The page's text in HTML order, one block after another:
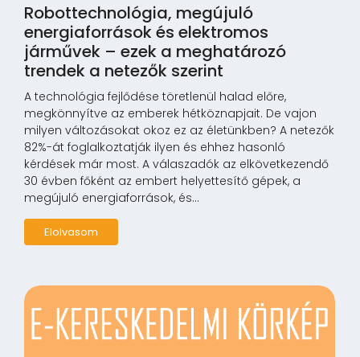
Robottechnológia, megújuló
energiaforrások és elektromos
járművek – ezek a meghatározó
trendek a netezők szerint
A technológia fejlődése töretlenül halad előre,
megkönnyítve az emberek hétköznapjait. De vajon
milyen változásokat okoz ez az életünkben? A netezők
82%-át foglalkoztatják ilyen és ehhez hasonló
kérdések már most. A válaszadók az elkövetkezendő
30 évben főként az embert helyettesítő gépek, a
megújuló energiaforrások, és...
Elolvasom